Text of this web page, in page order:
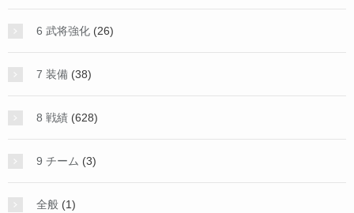
6 武将強化 (26)
7 装備 (38)
8 戦績 (628)
9 チーム (3)
全般 (1)